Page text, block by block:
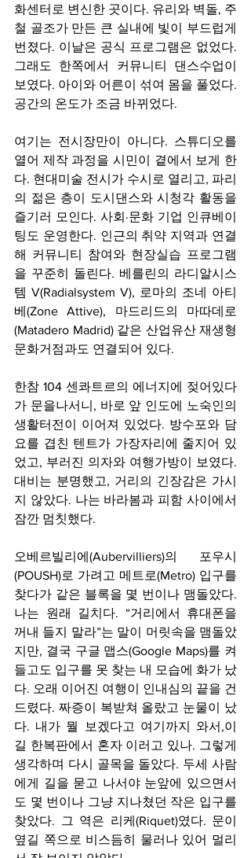
화센터로 변신한 곳이다. 유리와 벽돌, 주
철 골조가 만든 큰 실내에 빛이 부드럽게
번졌다. 이날은 공식 프로그램은 없었다.
그래도 한쪽에서 커뮤니티 댄스수업이
보였다. 아이와 어른이 섞여 몸을 풀었다.
공간의 온도가 조금 바뀌었다.
여기는 전시장만이 아니다. 스튜디오를
열어 제작 과정을 시민이 곁에서 보게 한
다. 현대미술 전시가 수시로 열리고, 파리
의 젊은 층이 도시댄스와 시청각 활동을
즐기러 모인다. 사회·문화 기업 인큐베이
팅도 운영한다. 인근의 취약 지역과 연결
해 커뮤니티 참여와 현장실습 프로그램
을 꾸준히 돌린다. 베를린의 라디알시스
템 V(Radialsystem V), 로마의 조네 아티
베(Zone Attive), 마드리드의 마따데로
(Matadero Madrid) 같은 산업유산 재생형
문화거점과도 연결되어 있다.
한참 104 센콰트르의 에너지에 젖어있다
가 문을나서니, 바로 앞 인도에 노숙인의
생활터전이 이어져 있었다. 방수포와 담
요를 겹친 텐트가 가장자리에 줄지어 있
었고, 부러진 의자와 여행가방이 보였다.
대비는 분명했고, 거리의 긴장감은 가시
지 않았다. 나는 바라봄과 피함 사이에서
잠깐 멈칫했다.
오베르빌리에(Aubervilliers)의 포우시
(POUSH)로 가려고 메트로(Metro) 입구를
찾다가 같은 블록을 몇 번이나 맴돌았다.
나는 원래 길치다. “거리에서 휴대폰을
꺼내 들지 말라”는 말이 머릿속을 맴돌았
지만, 결국 구글 맵스(Google Maps)를 켜
들고도 입구를 못 찾는 내 모습에 화가 났
다. 오래 이어진 여행이 인내심의 끝을 건
드렸다. 짜증이 복받쳐 올랐고 눈물이 났
다. 내가 뭘 보겠다고 여기까지 와서,이
길 한복판에서 혼자 이러고 있나. 그렇게
생각하며 다시 골목을 돌았다. 두세 사람
에게 길을 묻고 나서야 눈앞에 있으면서
도 몇 번이나 그냥 지나쳤던 작은 입구를
찾았다. 그 역은 리케(Riquet)였다. 문이
옆길 쪽으로 비스듬히 물러나 있어 멀리